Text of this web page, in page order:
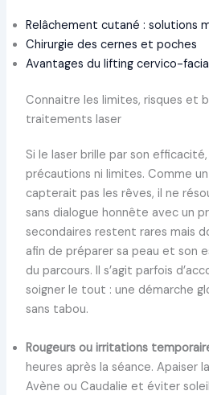
Relâchement cutané : solutions
Chirurgie des cernes et poches
Avantages du lifting cervico-
Connaitre les limites, risques et
traitements laser
Si le laser brille par son efficacité,
précautions ni limites. Comme
capterait pas les rêves, il ne
sans dialogue honnête avec un
secondaires restent rares mais
afin de préparer sa peau et son
du parcours. Il s’agit parfois
soigner le tout : une démarche
sans tabou.
Rougeurs ou irritations
heures après la séance. Apaiser
Avène ou Caudalie et éviter